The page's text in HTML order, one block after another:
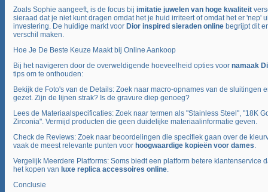
Zoals Sophie aangeeft, is de focus bij imitatie juwelen van hoge kwaliteit
sieraad dat je niet kunt dragen omdat het je huid irriteert of omdat het er 'nep'
investering. De huidige markt voor Dior inspired sieraden online begrijpt dit
verschil maken.
Hoe Je De Beste Keuze Maakt bij Online Aankoop
Bij het navigeren door de overweldigende hoeveelheid opties voor namaak
tips om te onthouden:
Bekijk de Foto's van de Details: Zoek naar macro-opnames van de sluitingen
gezet. Zijn de lijnen strak? Is de gravure diep genoeg?
Lees de Materiaalspecificaties: Zoek naar termen als "Stainless Steel", "18K
Zirconia". Vermijd producten die geen duidelijke materiaalinformatie geven.
Check de Reviews: Zoek naar beoordelingen die specifiek gaan over de
vaak de meest relevante punten voor hoogwaardige kopieën voor dames.
Vergelijk Meerdere Platforms: Soms biedt een platform betere klantenservice
het kopen van luxe replica accessoires online.
Conclusie